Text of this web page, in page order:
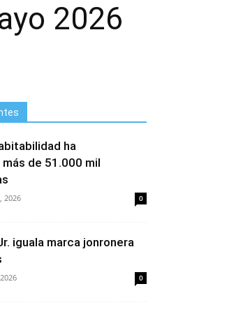
2026
ha
de 51.000 mil
2026 0
iguala marca jonronera
0